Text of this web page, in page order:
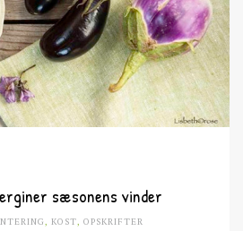
sæsonens vinder
, KOST, OPSKRIFTER